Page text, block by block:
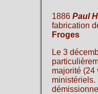
1886 Paul
fabrication
Froges
Le 3
majorité (24
ministériels.